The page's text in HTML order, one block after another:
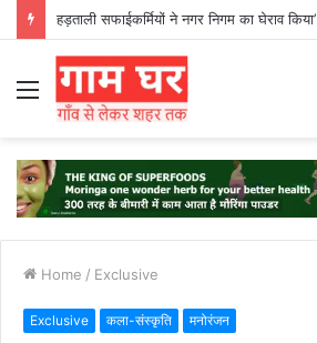
हड़ताली सफाईकर्मियों ने नगर निगम का घेराव किया’
Menu
Home / Exclusive
Exclusive कला-संस्कृति मनोरंजन